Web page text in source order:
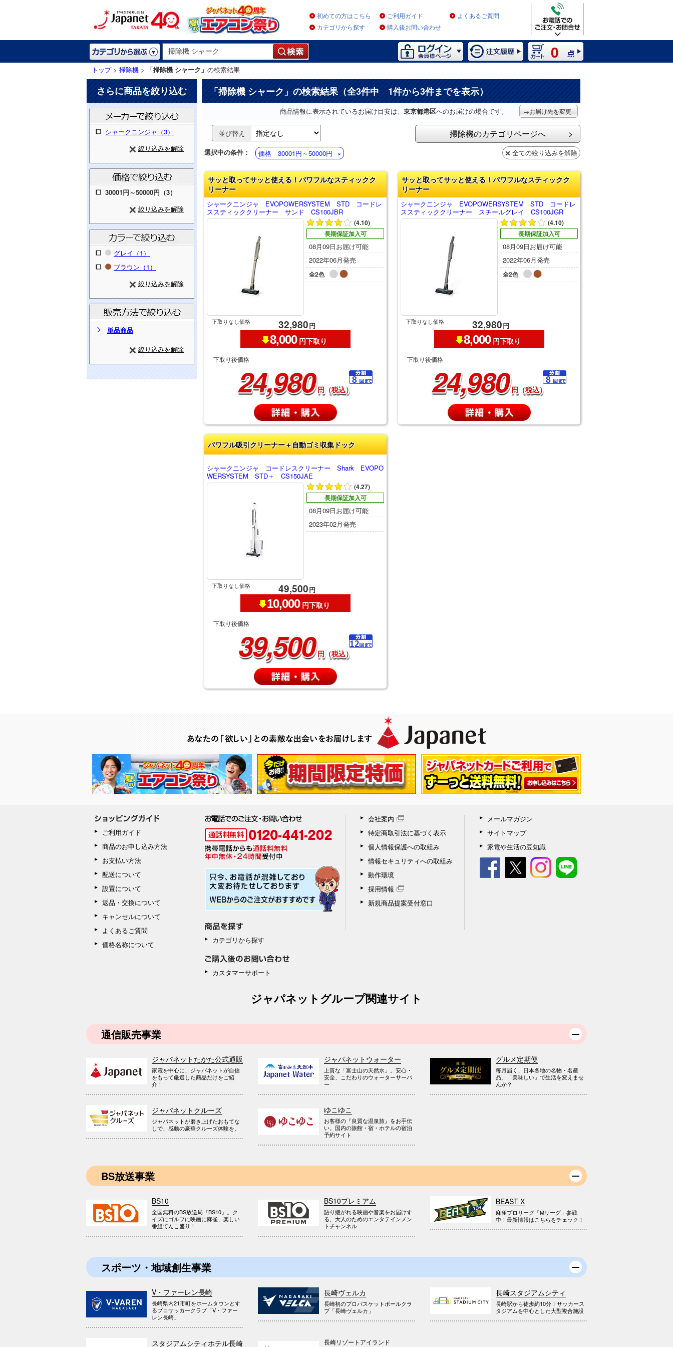
初めての方はこちら ご利用ガイド
よくあるご質問
カテゴリから探す
購入後お問い合わせ
0
トップ> 掃除機 > 「掃除機 シャーク」 の検索結果
さらに商品を絞り込む
シャークニンジャ（3）
絞り込みを解除
30001円～50000円（3）
絞り込みを解除
グレイ（1）
ブラウン（1）
絞り込みを解除
単品商品
絞り込みを解除
「掃除機 シャーク 」の検索結果（全3件中 1件から3件までを表示）
商品情報に表示されているお届け目安は、 東京都港区へのお届けの場合です。 →お届け先を変更
並び替え 掃除機のカテゴリページへ
選択中の条件： 価格 30001円～50000円 全ての絞り込みを解除
サッと取ってサッと使える！パワフルなスティックク
リーナー
シャークニンジャ EVOPOWERSYSTEM STD コードレ
ススティッククリーナー サンド CS100JBR
(4.10)
長期保証加入可
08月09日お届け可能
2022年06月発売
全2色
下取りなし価格 32,980円
8,000 円下取り
下取り後価格
24,980 円（税込）
サッと取ってサッと使える！パワフルなスティックク
リーナー
シャークニンジャ EVOPOWERSYSTEM STD コードレ
ススティッククリーナー スチールグレイ CS100JGR
(4.10)
長期保証加入可
08月09日お届け可能
2022年06月発売
全2色
下取りなし価格 32,980円
8,000 円下取り
下取り後価格
24,980 円（税込）
パワフル吸引クリーナー＋自動ゴミ収集ドック
シャークニンジャ コードレスクリーナー Shark EVOPO
WERSYSTEM STD＋ CS150JAE
(4.27)
長期保証加入可
08月09日お届け可能
2023年02月発売
下取りなし価格 49,500円
10,000 円下取り
下取り後価格
39,500 円（税込）
ご利用ガイド
商品のお申し込み方法
お支払い方法
配送について
設置について
返品・交換について
キャンセルについて
よくあるご質問
価格名称について
カテゴリから探す
カスタマーサポート
会社案内
特定商取引法に基づく表示
個人情報保護への取組み
情報セキュリティへの取組み
動作環境
採用情報
新規商品提案受付窓口
メールマガジン
サイトマップ
家電や生活の豆知識
ジャパネットグループ関連サイト
通信販売事業
ジャパネットたかた公式通販
家電を中心に、ジャパネットが自信
をもって厳選した商品だけをご紹
介！
ジャパネットウォーター
上質な「富士山の天然水」。安心・
安全、こだわりのウォーターサーバ
ー
グルメ定期便
毎月届く、日本各地の名物・名産
品。「美味しい」で生活を変えませ
んか？
ジャパネットクルーズ
ジャパネットが磨き上げたおもてな
しで、感動の豪華クルーズ体験を。
ゆこゆこ
お客様の『良質な温泉旅』をお手伝
い。国内の旅館・宿・ホテルの宿泊
予約サイト
BS放送事業
BS10
全国無料のBS放送局『BS10』。ク
イズにゴルフに映画に麻雀、楽しい
番組てんこ盛り！
BS10プレミアム
語り継がれる映画や音楽をお届けす
る、大人のためのエンタテインメン
トチャンネル
BEAST X
麻雀プロリーグ「Mリーグ」参戦
中！最新情報はこちらをチェック！
スポーツ・地域創生事業
V・ファーレン長崎
長崎県内21市町をホームタウンとす
るプロサッカークラブ「V・ファー
レン長崎」
長崎ヴェルカ
長崎初のプロバスケットボールクラ
ブ「長崎ヴェルカ」
長崎スタジアムシティ
長崎駅から徒歩約10分！サッカース
タジアムを中心とした大型複合施設
スタジアムシティホテル長崎
長崎リゾートアイランド